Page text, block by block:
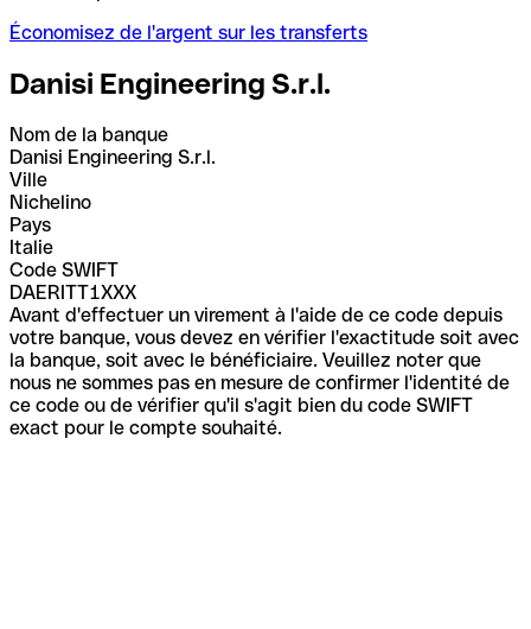
Économisez de l'argent sur les transferts
Danisi Engineering S.r.l.
Nom de la banque
Danisi Engineering S.r.l.
Ville
Nichelino
Pays
Italie
Code SWIFT
DAERITT1XXX
Avant d'effectuer un virement à l'aide de ce code depuis
votre banque, vous devez en vérifier l'exactitude soit avec
la banque, soit avec le bénéficiaire. Veuillez noter que
nous ne sommes pas en mesure de confirmer l'identité de
ce code ou de vérifier qu'il s'agit bien du code SWIFT
exact pour le compte souhaité.